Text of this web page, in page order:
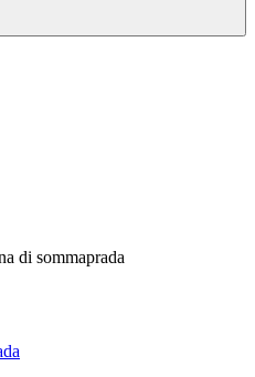
di sommaprada